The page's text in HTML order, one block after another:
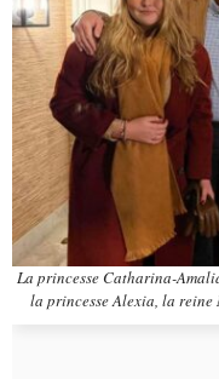
La princesse Catharina-
la princesse Alexia, la